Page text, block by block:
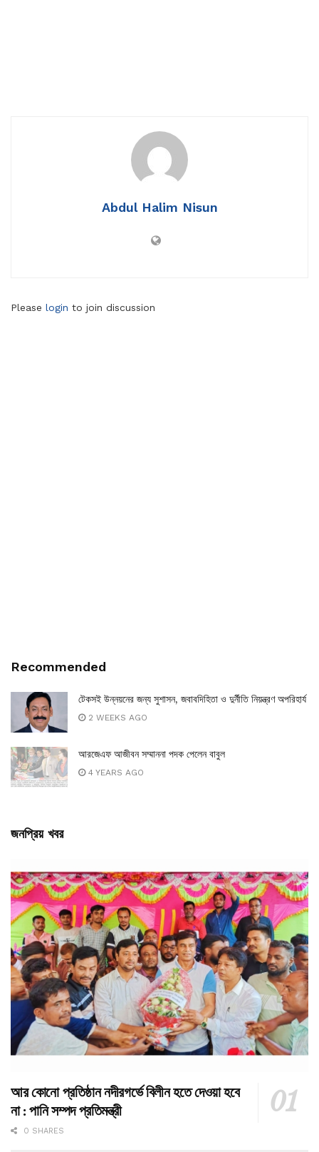
Abdul Halim Nisun
Please login to join discussion
Recommended
টেকসই উন্নয়নের জন্য সুশাসন, জবাবদিহিতা ও দুর্নীতি নিয়ন্ত্রণ অপরিহার্য
2 WEEKS AGO
আরজেএফ আজীবন সম্মাননা পদক পেলেন বাবুল
4 YEARS AGO
জনপ্রিয় খবর
আর কোনো প্রতিষ্ঠান নদীরগর্ভে বিলীন হতে দেওয়া হবে
না : পানি সম্পদ প্রতিমন্ত্রী
0 SHARES